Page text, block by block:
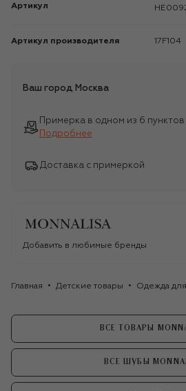
Артикул
Артикул производителя 17F104
Ваш город Москва
Примерка в одном из 6
Подробнее
Доставка с примеркой
Добавить в любимые бренды
Главная Детские товары Одежда
ВСЕ ТОВАРЫ
ВСЕ ШУБЫ